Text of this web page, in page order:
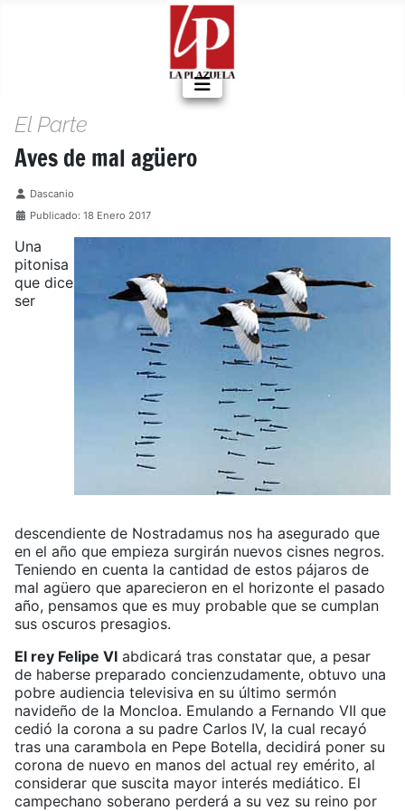
El Parte
Aves de mal agüero
Detalles
Dascanio
Publicado: 18 Enero 2017
Una
pitonisa
que dice
ser
descendiente de Nostradamus nos ha asegurado que
en el año que empieza surgirán nuevos cisnes negros.
Teniendo en cuenta la cantidad de estos pájaros de
mal agüero que aparecieron en el horizonte el pasado
año, pensamos que es muy probable que se cumplan
sus oscuros presagios.
El rey Felipe VI abdicará tras constatar que, a pesar
de haberse preparado concienzudamente, obtuvo una
pobre audiencia televisiva en su último sermón
navideño de la Moncloa. Emulando a Fernando VII que
cedió la corona a su padre Carlos IV, la cual recayó
tras una carambola en Pepe Botella, decidirá poner su
corona de nuevo en manos del actual rey emérito, al
considerar que suscita mayor interés mediático. El
campechano soberano perderá a su vez su reino por